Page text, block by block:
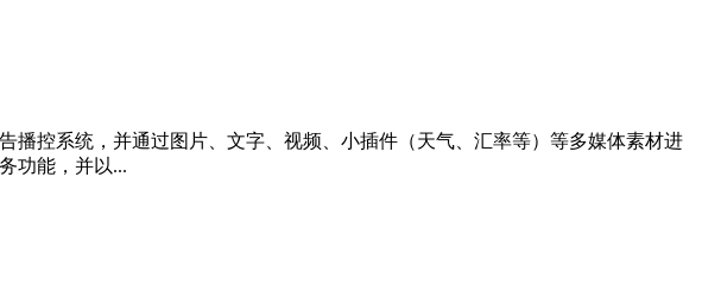
控系统，并通过图片、文字、视频、小插件（天气、汇率等）等多媒体素材进
功能，并以...